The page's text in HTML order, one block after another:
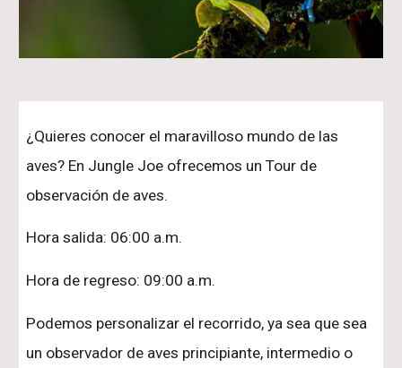
¿Quieres conocer el maravilloso mundo de las
aves? En Jungle Joe ofrecemos un Tour de
observación de aves.
Hora salida: 06:00 a.m.
Hora de regreso: 09:00 a.m.
Podemos personalizar el recorrido, ya sea que sea
un observador de aves principiante, intermedio o